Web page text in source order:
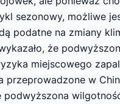
sezonowy, możliwe
podatne na zmiany
że
miejscowego
przeprowadzone w
podwyższona